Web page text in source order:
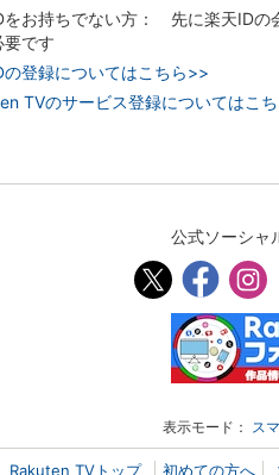
をお持ちでない方： 先に楽天IDの
要です
の登録についてはこちら>>
TVのサービス登録についてはこ
公式ソーシャ
表示モード： ス
Rakuten TVトップ 初めての方へ